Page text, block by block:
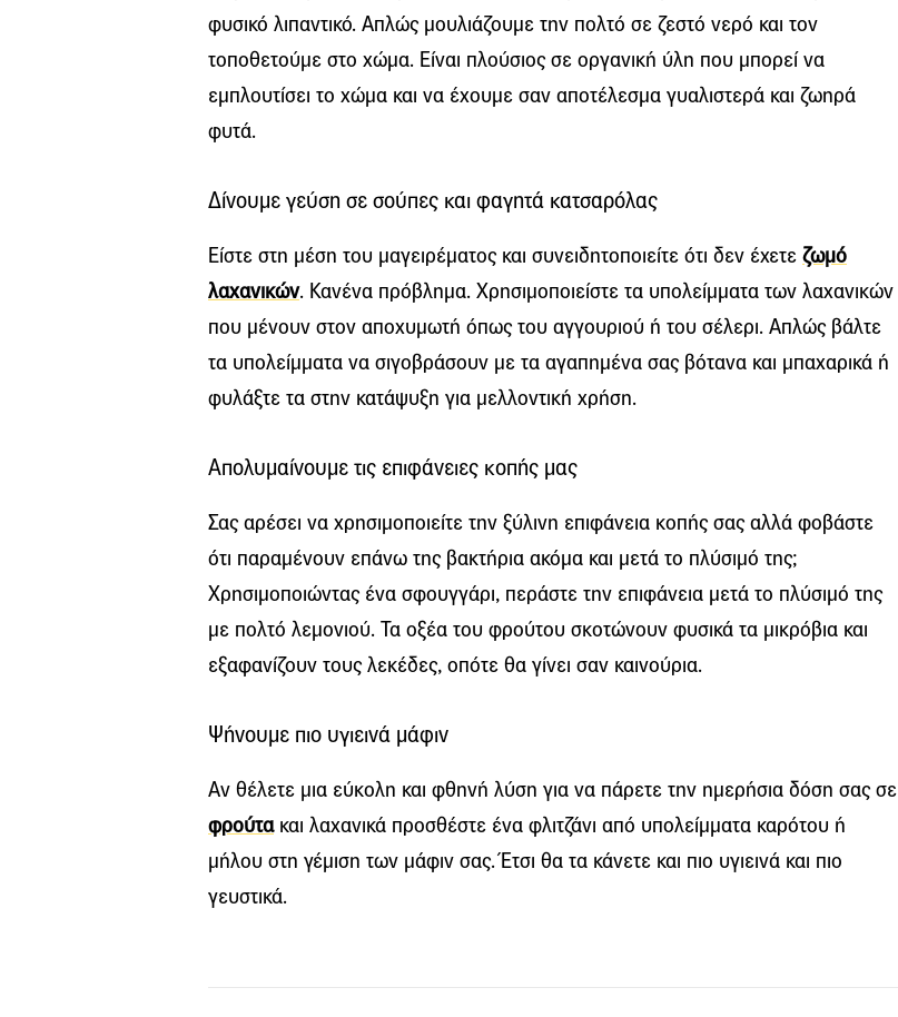
φυσικό λιπαντικό. Απλώς μουλιάζουμε την πολτό σε ζεστό νερό και τον
τοποθετούμε στο χώμα. Είναι πλούσιος σε οργανική ύλη που μπορεί να
εμπλουτίσει το χώμα και να έχουμε σαν αποτέλεσμα γυαλιστερά και ζωηρά
φυτά.
Δίνουμε γεύση σε σούπες και φαγητά κατσαρόλας
Είστε στη μέση του μαγειρέματος και συνειδητοποιείτε ότι δεν έχετε ζωμό
λαχανικών. Κανένα πρόβλημα. Χρησιμοποιείστε τα υπολείμματα των λαχανικών
που μένουν στον αποχυμωτή όπως του αγγουριού ή του σέλερι. Απλώς βάλτε
τα υπολείμματα να σιγοβράσουν με τα αγαπημένα σας βότανα και μπαχαρικά ή
φυλάξτε τα στην κατάψυξη για μελλοντική χρήση.
Απολυμαίνουμε τις επιφάνειες κοπής μας
Σας αρέσει να χρησιμοποιείτε την ξύλινη επιφάνεια κοπής σας αλλά φοβάστε
ότι παραμένουν επάνω της βακτήρια ακόμα και μετά το πλύσιμό της;
Χρησιμοποιώντας ένα σφουγγάρι, περάστε την επιφάνεια μετά το πλύσιμό της
με πολτό λεμονιού. Τα οξέα του φρούτου σκοτώνουν φυσικά τα μικρόβια και
εξαφανίζουν τους λεκέδες, οπότε θα γίνει σαν καινούρια.
Ψήνουμε πιο υγιεινά μάφιν
Αν θέλετε μια εύκολη και φθηνή λύση για να πάρετε την ημερήσια δόση σας σε
φρούτακαι λαχανικά προσθέστε ένα φλιτζάνι από υπολείμματα καρότου ή
μήλου στη γέμιση των μάφιν σας. Έτσι θα τα κάνετε και πιο υγιεινά και πιο
γευστικά.